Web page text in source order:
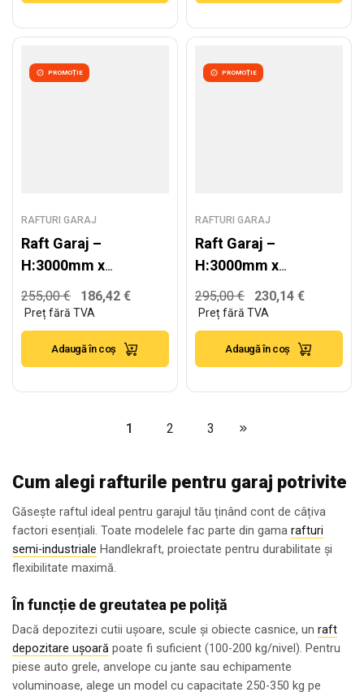
PROMOȚIE
RAFTURI GARAJ
Raft Garaj –
H:3000mm x
L:2220mm x
W:600mm,
350kg/nivel
255,00€ 186,42 €
Adaugă în coș
PROMOȚIE
RAFTURI GARAJ
Raft Garaj –
H:3000mm x
L:2520mm x
W:600mm,
350kg/nivel
295,00€ 230,14 €
Adaugă în coș
1 2 3
Cum alegi rafturile pentru garaj potrivite
Găsește raftul ideal pentru garajul tău ținând cont de câțiva
factori esențiali. Toate modelele fac parte din gama rafturi
semi-industriale Handlekraft, proiectate pentru durabilitate și
flexibilitate maximă.
În funcție de greutatea pe poliță
Dacă depozitezi cutii ușoare, scule și obiecte casnice, un raft
depozitare ușoară poate fi suficient (100-200 kg/nivel). Pentru
piese auto grele, anvelope cu jante sau echipamente
voluminoase, alege un model cu capacitate 250-350 kg pe